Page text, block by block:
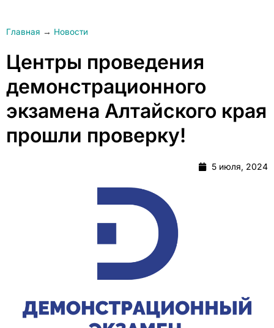
Главная → Новости
Центры проведения
демонстрационного
экзамена Алтайского края
прошли проверку!
5 июля, 2024